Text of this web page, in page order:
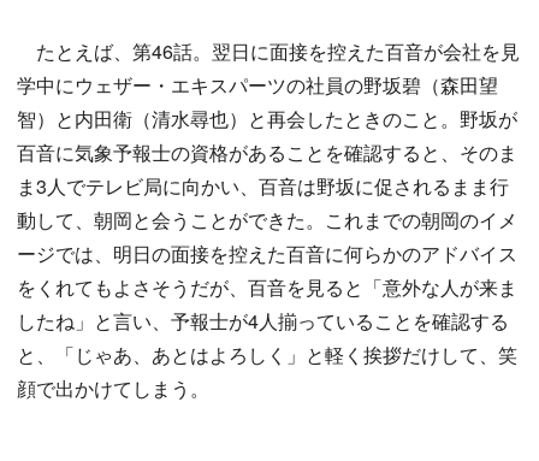
たとえば、第46話。翌日に面接を控えた百音が会社を見
学中にウェザー・エキスパーツの社員の野坂碧（森田望
智）と内田衛（清水尋也）と再会したときのこと。野坂が
百音に気象予報士の資格があることを確認すると、そのま
ま3人でテレビ局に向かい、百音は野坂に促されるまま行
動して、朝岡と会うことができた。これまでの朝岡のイメ
ージでは、明日の面接を控えた百音に何らかのアドバイス
をくれてもよさそうだが、百音を見ると「意外な人が来ま
したね」と言い、予報士が4人揃っていることを確認する
と、「じゃあ、あとはよろしく」と軽く挨拶だけして、笑
顔で出かけてしまう。